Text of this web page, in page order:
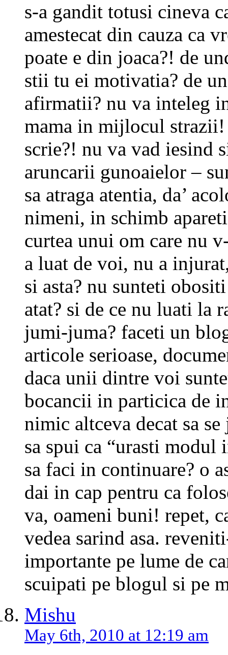
s-a gandit totusi cineva
amestecat din cauza ca
poate e din joaca?! de
stii tu ei motivatia? de
afirmatii? nu va inteleg
mama in mijlocul strazii!
scrie?! nu va vad iesind
aruncarii gunoaielor –
sa atraga atentia, da’
nimeni, in schimb
curtea unui om care nu
a luat de voi, nu a
si asta? nu sunteti
atat? si de ce nu luati la
jumi-juma? faceti un
articole serioase,
daca unii dintre voi
bocancii in particica de
nimic altceva decat sa
sa spui ca “urasti modul
sa faci in continuare? o
dai in cap pentru ca
va, oameni buni! repet,
vedea sarind asa.
importante pe lume de
scuipati pe blogul si pe
Mishu
May 6th, 2010 at 12:19 am